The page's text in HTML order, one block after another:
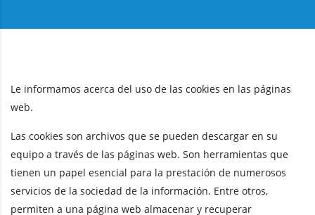
Le informamos acerca del uso de las cookies en las páginas
web.
Las cookies son archivos que se pueden descargar en su
equipo a través de las páginas web. Son herramientas que
tienen un papel esencial para la prestación de numerosos
servicios de la sociedad de la información. Entre otros,
permiten a una página web almacenar y recuperar